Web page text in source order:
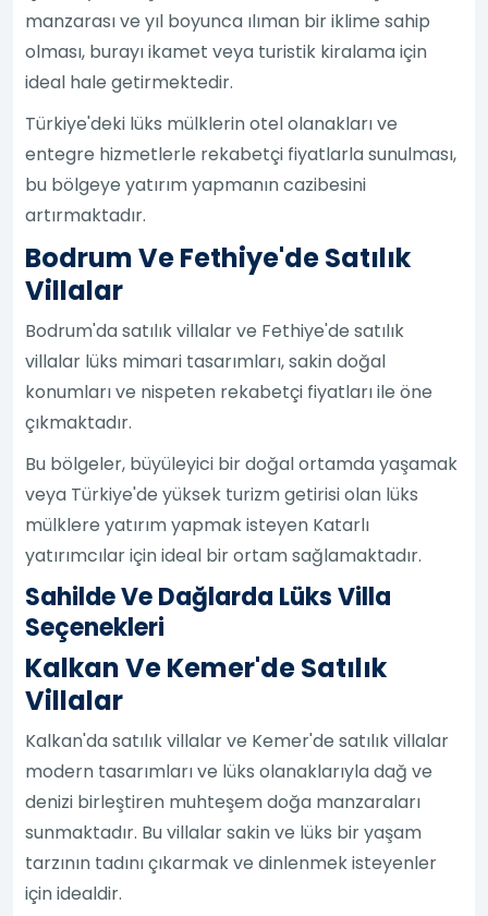
manzarası ve yıl boyunca ılıman bir iklime sahip
olması, burayı ikamet veya turistik kiralama için
ideal hale getirmektedir.
Türkiye'deki lüks mülklerin otel olanakları ve
entegre hizmetlerle rekabetçi fiyatlarla sunulması,
bu bölgeye yatırım yapmanın cazibesini
artırmaktadır.
Bodrum Ve Fethiye'de Satılık
Villalar
Bodrum'da satılık villalar ve Fethiye'de satılık
villalar lüks mimari tasarımları, sakin doğal
konumları ve nispeten rekabetçi fiyatları ile öne
çıkmaktadır.
Bu bölgeler, büyüleyici bir doğal ortamda yaşamak
veya Türkiye'de yüksek turizm getirisi olan lüks
mülklere yatırım yapmak isteyen Katarlı
yatırımcılar için ideal bir ortam sağlamaktadır.
Sahilde Ve Dağlarda Lüks Villa
Seçenekleri
Kalkan Ve Kemer'de Satılık
Villalar
Kalkan'da satılık villalar ve Kemer'de satılık villalar
modern tasarımları ve lüks olanaklarıyla dağ ve
denizi birleştiren muhteşem doğa manzaraları
sunmaktadır. Bu villalar sakin ve lüks bir yaşam
tarzının tadını çıkarmak ve dinlenmek isteyenler
için idealdir.